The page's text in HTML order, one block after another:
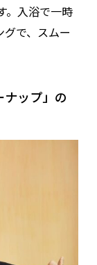
入浴で一時
で、スムー
ップ」の